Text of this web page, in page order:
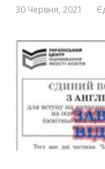
30 Червня, 2021